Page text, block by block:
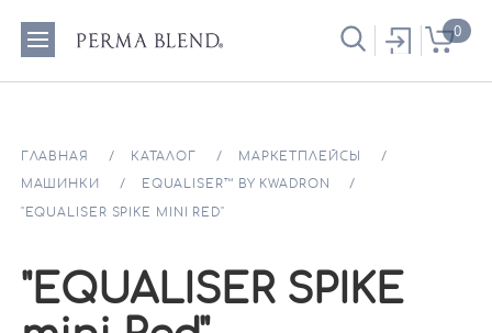
0
ГЛАВНАЯ КАТАЛОГ МАРКЕТПЛЕЙСЫ
МАШИНКИ EQUALISER™ BY KWADRON
"EQUALISER SPIKE MINI RED"
"EQUALISER SPIKE